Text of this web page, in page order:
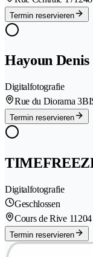
Termin reservieren
Hayoun Denis
Digitalfotografie
Rue du Diorama
Termin reservieren
Digitalfotografie
Geschlossen
Cours de Rive 1
Termin reservieren